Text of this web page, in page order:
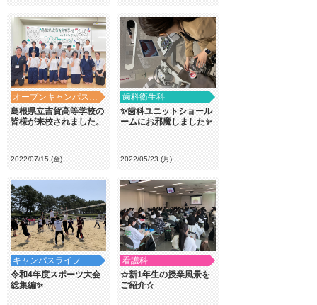
オープンキャンパス・学校見学
島根県立吉賀高等学校の
皆様が来校されました。
2022/07/15 (金)
歯科衛生科
✨歯科ユニットショール
ームにお邪魔しました✨
2022/05/23 (月)
キャンパスライフ
令和4年度スポーツ大会
総集編✨
看護科
☆新1年生の授業風景を
ご紹介☆